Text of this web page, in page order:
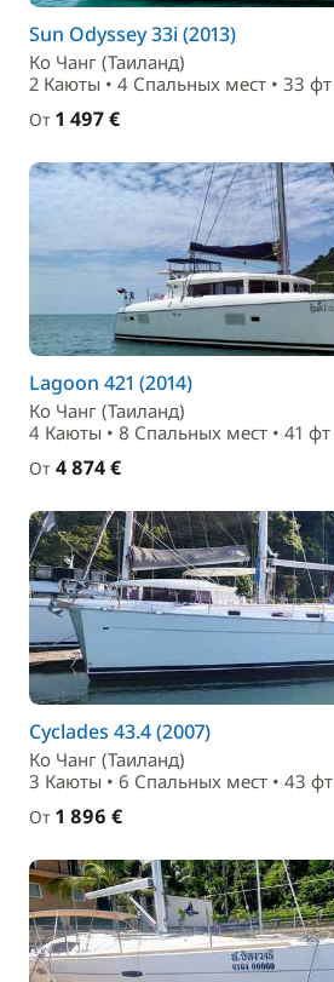
Sun Odyssey 33i (2013)
Ко Чанг (Таиланд)
2 Каюты • 4 Спальныx мест • 33 фт
От 1 497 €
Lagoon 421 (2014)
Ко Чанг (Таиланд)
4 Каюты • 8 Спальныx мест • 41 фт
От 4 874 €
Cyclades 43.4 (2007)
Ко Чанг (Таиланд)
3 Каюты • 6 Спальныx мест • 43 фт
От 1 896 €